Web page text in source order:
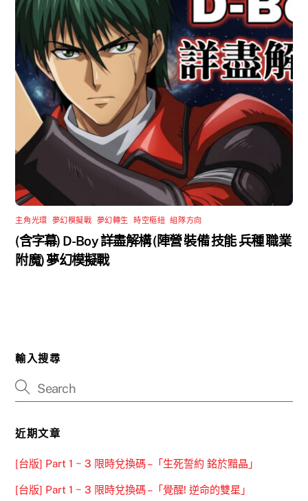
主角光環 夢幻模擬戰 夢幻轉生 時空樞紐 ,組隊方向
(含字幕) D-Boy 詳盡解構 (陣營 裝備 技能 兵種 職業
附魔) 夢幻模擬戰
輸入搜尋
近期文章
[台版] Part 1 ~ 3 限時兌換碼 –「生死誓約 銘於黯晶」
[台版] Part 1 ~ 3 限時兌換碼 –「覺醒! 逆命的雙星」